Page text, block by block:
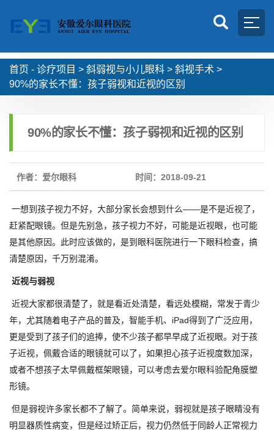
首页 - 诊疗项目 > 斜弱视与小儿眼科 > 斜视手术 >
90%的家长不懂：孩子弱视和近视的区别
90%的家长不懂：孩子弱视和近视的区别
作者：爱尔眼科 时间：2018-09-21
一想到孩子视力不好，大部分家长会想到什么——是不是近视了，
赶紧配眼镜。但是先别急，孩子视力不好，可能是近视眼，也可能
是其他原因。此时应该做的，是到眼科医院进行一下眼科检查，搞
清楚原因，千万别混淆。
近视与弱视
近视大家都很清楚了，就是看近处清楚，看远处模糊，常发于青少
年，尤其随着电子产品的普及，智能手机、iPad得到了广泛应用，
更是受到了孩子们的追捧，使不少孩子都早早成了近视眼。对于孩
子近视，佩戴合适的眼镜就可以了，如果担心孩子近视度数加深，
或者不想孩子太早佩戴框架眼镜，可以考虑去爱尔眼科验配角膜塑
形镜。
但是弱视许多家长都不了解了。简单来说，弱视就是孩子眼睛没有
明显器质性病变，但是经过矫正后，视力仍然低于同龄人正常视力